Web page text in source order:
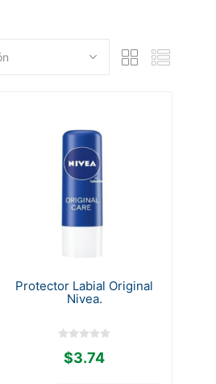
Protector Labial Original
Nivea.
$3.74